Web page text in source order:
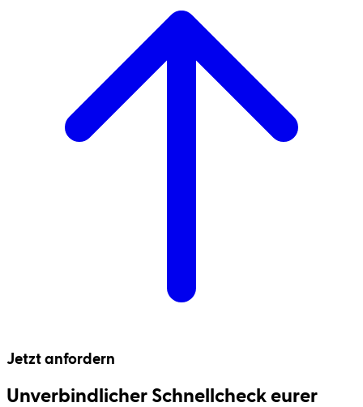
Jetzt anfordern
Unverbindlicher Schnell­check eurer